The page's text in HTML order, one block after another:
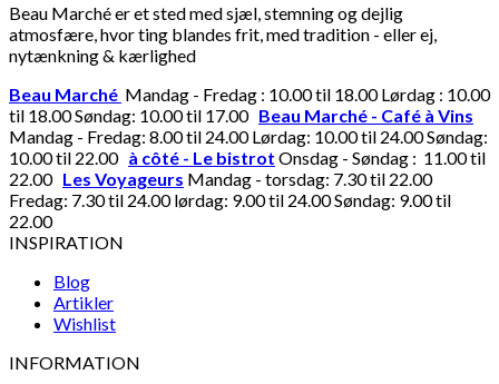
Beau Marché er et sted med sjæl, stemning og dejlig
atmosfære, hvor ting blandes frit, med tradition - eller ej,
nytænkning & kærlighed
Beau Marché Mandag - Fredag : 10.00 til 18.00 Lørdag : 10.00
til 18.00 Søndag: 10.00 til 17.00 Beau Marché - Café à Vins
Mandag - Fredag: 8.00 til 24.00 Lørdag: 10.00 til 24.00 Søndag:
10.00 til 22.00 à côté - Le bistrot Onsdag - Søndag : 11.00 til
22.00 Les Voyageurs Mandag - torsdag: 7.30 til 22.00
Fredag: 7.30 til 24.00 lørdag: 9.00 til 24.00 Søndag: 9.00 til
22.00
INSPIRATION
Blog
Artikler
Wishlist
INFORMATION